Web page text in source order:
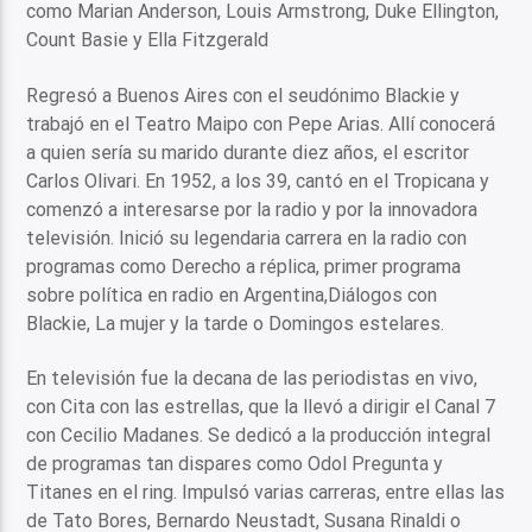
como Marian Anderson, Louis Armstrong, Duke Ellington,
Count Basie y Ella Fitzgerald
Regresó a Buenos Aires con el seudónimo Blackie y
trabajó en el Teatro Maipo con Pepe Arias. Allí conocerá
a quien sería su marido durante diez años, el escritor
Carlos Olivari. En 1952, a los 39, cantó en el Tropicana y
comenzó a interesarse por la radio y por la innovadora
televisión. Inició su legendaria carrera en la radio con
programas como Derecho a réplica, primer programa
sobre política en radio en Argentina,Diálogos con
Blackie, La mujer y la tarde o Domingos estelares.
En televisión fue la decana de las periodistas en vivo,
con Cita con las estrellas, que la llevó a dirigir el Canal 7
con Cecilio Madanes. Se dedicó a la producción integral
de programas tan dispares como Odol Pregunta y
Titanes en el ring. Impulsó varias carreras, entre ellas las
de Tato Bores, Bernardo Neustadt, Susana Rinaldi o